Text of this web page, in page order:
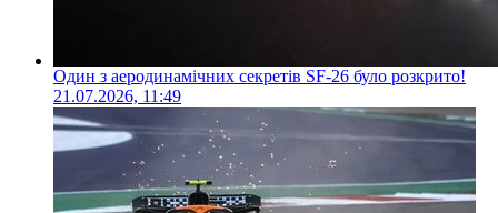
Один з аеродинамічних секретів SF-26 було розкрито!
21.07.2026, 11:49